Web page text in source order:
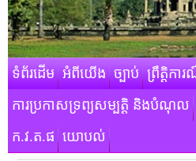
ទំព័រដើម អំពីយើង ច្បាប់ ព្រឹត្តិកា
ការប្រកាសទ្រព្យសម្បត្តិ និងបំណុល
ក.វ.ត.ផ យោបល់